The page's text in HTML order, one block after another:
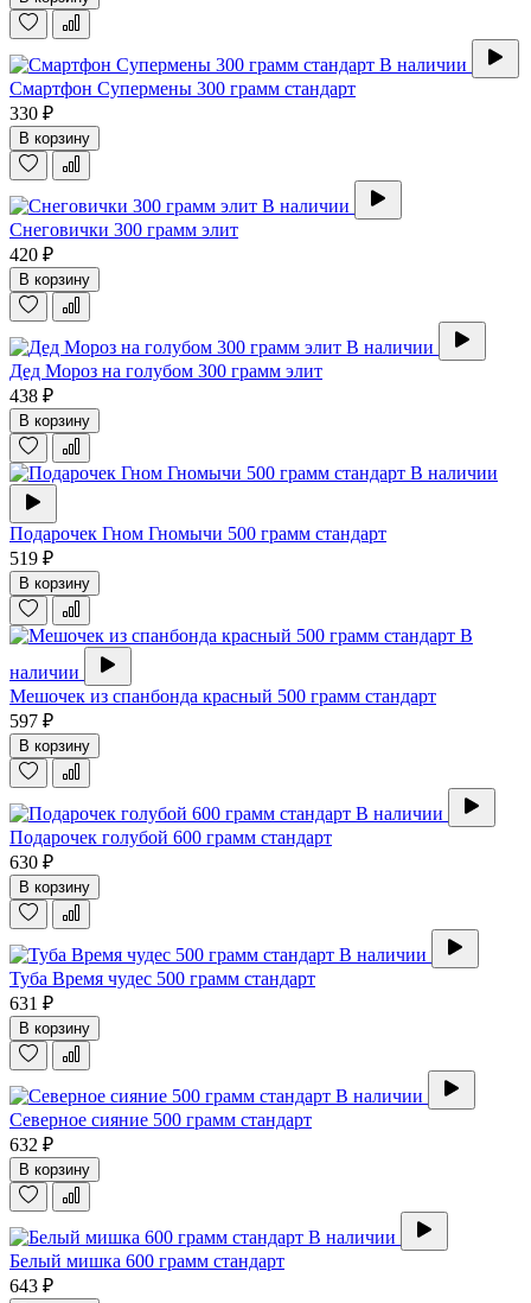
В наличии
Смартфон Супермены 300 грамм стандарт
330 ₽
В корзину
В наличии
Снеговички 300 грамм элит
420 ₽
В корзину
В наличии
Дед Мороз на голубом 300 грамм элит
438 ₽
В корзину
В наличии
Подарочек Гном Гномычи 500 грамм стандарт
519 ₽
В корзину
В
наличии
Мешочек из спанбонда красный 500 грамм стандарт
597 ₽
В корзину
В наличии
Подарочек голубой 600 грамм стандарт
630 ₽
В корзину
В наличии
Туба Время чудес 500 грамм стандарт
631 ₽
В корзину
В наличии
Северное сияние 500 грамм стандарт
632 ₽
В корзину
В наличии
Белый мишка 600 грамм стандарт
643 ₽